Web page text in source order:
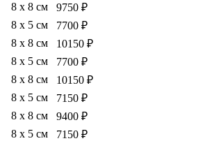
8 х 8 см
9750 ₽
8 х 5 см
7700 ₽
8 х 8 см
10150 ₽
8 х 5 см
7700 ₽
8 х 8 см
10150 ₽
8 х 5 см
7150 ₽
8 х 8 см
9400 ₽
8 х 5 см
7150 ₽